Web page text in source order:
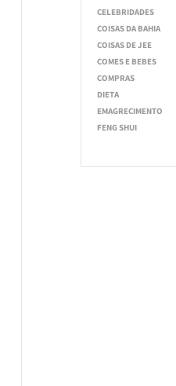
CELEBRIDADES
COISAS DA BAHIA
COISAS DE JEE
COMES E BEBES
COMPRAS
DIETA
EMAGRECIMENTO
FENG SHUI